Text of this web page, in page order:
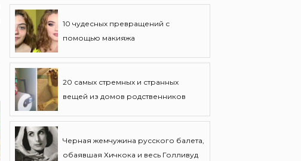
10 чудесных превращений с
помощью макияжа
20 самых стремных и странных
вещей из домов родственников
Черная жемчужина русского балета,
обаявшая Хичкока и весь Голливуд